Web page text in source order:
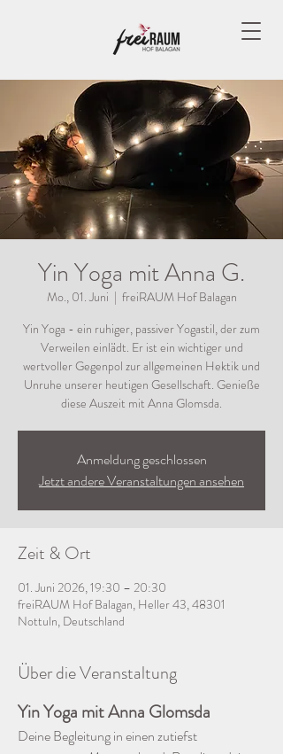
Yin Yoga mit Anna G.
Mo., 01. Juni
  |
freiRAUM Hof Balagan
Yin Yoga - ein ruhiger, passiver Yogastil, der zum
Verweilen einlädt. Er ist ein wichtiger und
wertvoller Gegenpol zur allgemeinen Hektik und
Unruhe unserer heutigen Gesellschaft. Genieße
diese Auszeit mit Anna Glomsda.
Anmeldung geschlossen
Jetzt andere Veranstaltungen ansehen
Zeit & Ort
01. Juni 2026, 19:30 – 20:30
freiRAUM Hof Balagan, Heller 43, 48301
Nottuln, Deutschland
Über die Veranstaltung
Yin Yoga mit Anna Glomsda
Deine Begleitung in einen zutiefst